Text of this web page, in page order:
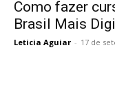
Como fazer
Brasil Mais
Leticia Aguiar - 17 de